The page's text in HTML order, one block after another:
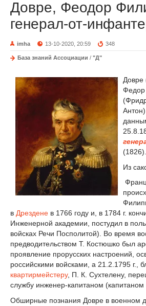
Довре, Феодор
генерал-от-
imha 13-10-2020, 20:59 348
База знаний Ассоциации / "Д"
Довре
Федор
(1826).
Из
в Дрездене в 1766 году и, в 1784 г.
Инженерной академии, постудил в
войсках Речи Посполитой). Во время
предводительством Т. Костюшко был
проявление прорусских настроений,
российскими войсками, а 21.2.1795 г.,
квартирмейстеру, П. К. Сухтелену,
службу инженер-капитаном
Обширные познания Довре в военном